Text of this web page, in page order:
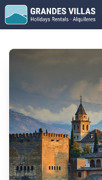
Grandes Villas